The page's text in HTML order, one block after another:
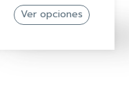
Ver opciones